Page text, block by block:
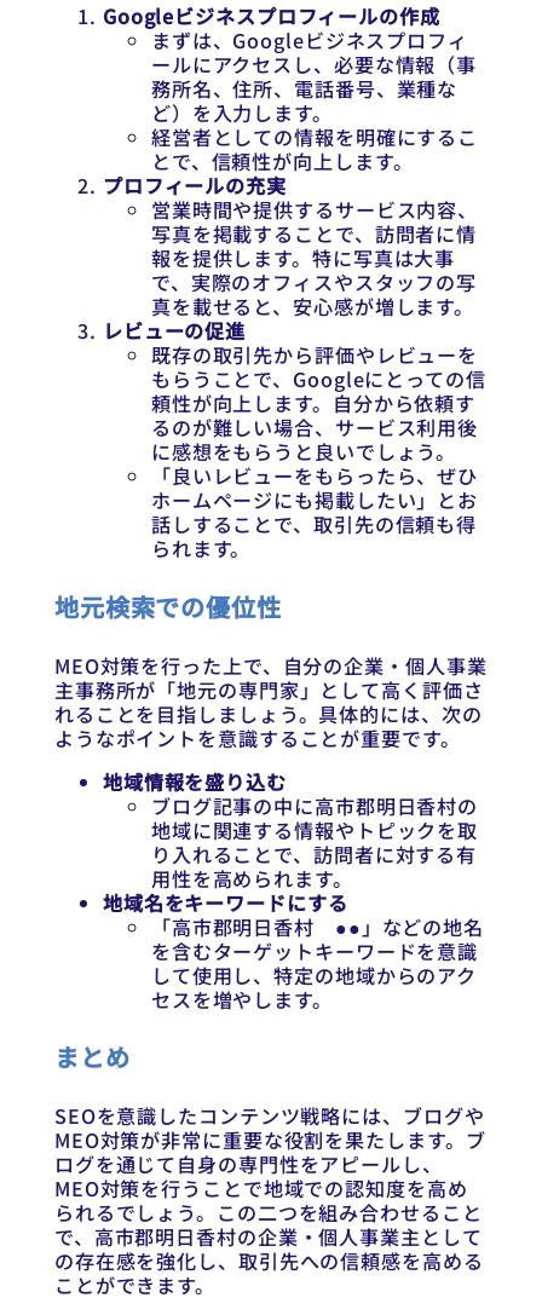
Googleビジネスプロフィールの作成
まずは、Googleビジネスプロフィ
ールにアクセスし、必要な情報（事
務所名、住所、電話番号、業種な
ど）を入力します。
経営者としての情報を明確にするこ
とで、信頼性が向上します。
プロフィールの充実
営業時間や提供するサービス内容、
写真を掲載することで、訪問者に情
報を提供します。特に写真は大事
で、実際のオフィスやスタッフの写
真を載せると、安心感が増します。
レビューの促進
既存の取引先から評価やレビューを
もらうことで、Googleにとっての信
頼性が向上します。自分から依頼す
るのが難しい場合、サービス利用後
に感想をもらうと良いでしょう。
「良いレビューをもらったら、ぜひ
ホームページにも掲載したい」とお
話しすることで、取引先の信頼も得
られます。
地元検索での優位性
MEO対策を行った上で、自分の企業・個人事業
主事務所が「地元の専門家」として高く評価さ
れることを目指しましょう。具体的には、次の
ようなポイントを意識することが重要です。
地域情報を盛り込む
ブログ記事の中に高市郡明日香村の
地域に関連する情報やトピックを取
り入れることで、訪問者に対する有
用性を高められます。
地域名をキーワードにする
「高市郡明日香村 ●●」などの地名
を含むターゲットキーワードを意識
して使用し、特定の地域からのアク
セスを増やします。
まとめ
SEOを意識したコンテンツ戦略には、ブログや
MEO対策が非常に重要な役割を果たします。ブ
ログを通じて自身の専門性をアピールし、
MEO対策を行うことで地域での認知度を高め
られるでしょう。この二つを組み合わせること
で、高市郡明日香村の企業・個人事業主として
の存在感を強化し、取引先への信頼感を高める
ことができます。